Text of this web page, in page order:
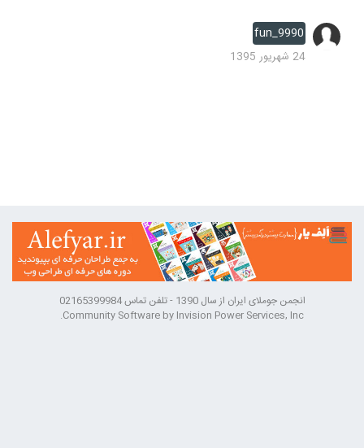
fun_9990
24 شهریور 1395
انجمن جوملای ایران از سال 1390 - تلفن تماس 02165399984
Community Software by Invision Power Services, Inc.